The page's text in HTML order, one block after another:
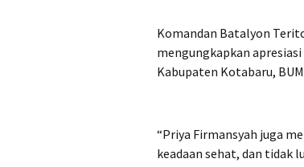
Komandan Batalyon
mengungkapkan
Kabupaten Kotabaru,
“Priya Firmansyah juga
keadaan sehat, dan tidak